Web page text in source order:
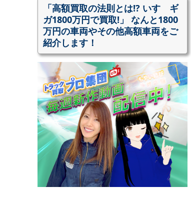
「高額買取の法則とは!? いすゞギ
ガ1800万円で買取!」 なんと1800
万円の車両やその他高額車両をご
紹介します！